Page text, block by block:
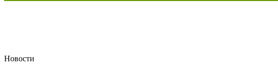
Новости